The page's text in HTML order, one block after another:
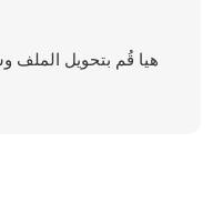
هيا قُم بتحويل الملف